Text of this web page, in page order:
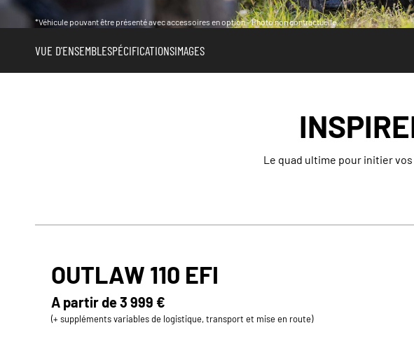
*Véhicule pouvant être présenté avec accessoires en option - Photo non contractuelle.
VUE D'ENSEMBLESPÉCIFICATIONSIMAGES
Le quad ultime pour initier
OUTLAW 110 EFI
A partir de3 999 €
(+ suppléments variables de logistique, transport et mise en route)